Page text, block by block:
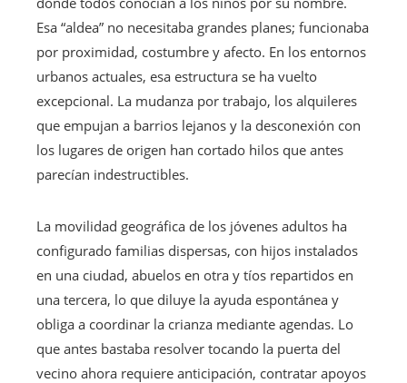
Esa “aldea” no necesitaba grandes planes; funcionaba
por proximidad, costumbre y afecto. En los entornos
urbanos actuales, esa estructura se ha vuelto
excepcional. La mudanza por trabajo, los alquileres
que empujan a barrios lejanos y la desconexión con
los lugares de origen han cortado hilos que antes
parecían indestructibles.
La movilidad geográfica de los jóvenes adultos ha
configurado familias dispersas, con hijos instalados
en una ciudad, abuelos en otra y tíos repartidos en
una tercera, lo que diluye la ayuda espontánea y
obliga a coordinar la crianza mediante agendas. Lo
que antes bastaba resolver tocando la puerta del
vecino ahora requiere anticipación, contratar apoyos